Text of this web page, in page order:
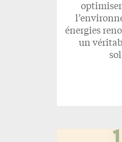
énergies
un